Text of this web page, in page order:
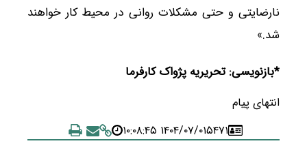
نارضایتی و حتی مشکلات روانی در محیط کار خواهند
شد.»
*بازنویسی: تحریریه پژواک کارفرما
انتهای پیام
۵۴۷۱۱۴۰۴/۰۷/۰۱ ۱۰:۰۸:۴۵